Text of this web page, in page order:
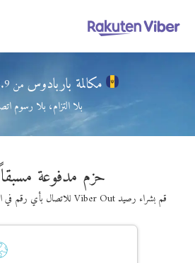
مكالمة باربادوس من
بلا التزام، بلا رسوم
حزم مدفوعة
قم بشراء رصيد Viber Out للاتصال بأي رقم في العالم حتى لو لم يكن لديه فايبر